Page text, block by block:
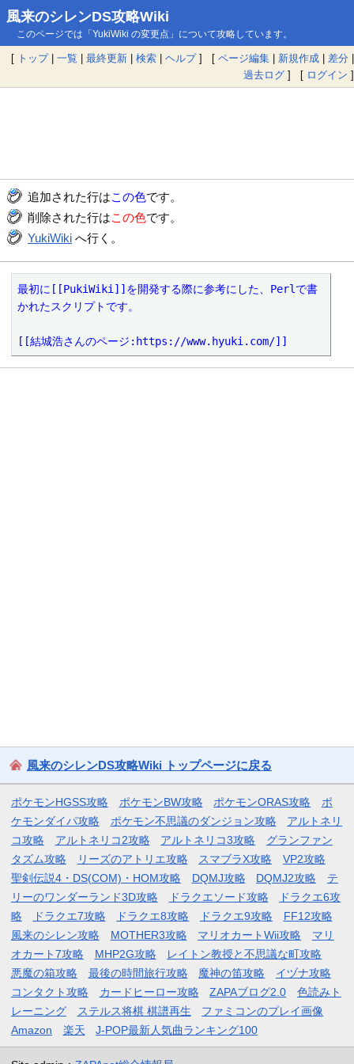
風来のシレンDS攻略Wiki
このページでは「YukiWiki の変更点」について攻略しています。
[ トップ| 一覧 | 最終更新 | 検索 | ヘルプ] [ ページ編集 | 新規作成 | 差分 |
過去ログ ] [ ログイン ]
追加された行はこの色です。
削除された行はこの色です。
YukiWiki へ行く。
最初に[[PukiWiki]]を開発する際に参考にした、Perlで書
かれたスクリプトです。
[[結城浩さんのページ:https://www.hyuki.com/]]
風来のシレンDS攻略Wiki トップページに戻る
ポケモンHGSS攻略 ポケモンBW攻略 ポケモンORAS攻略
ポ
ケモンダイパ攻略
ポケモン不思議のダンジョン攻略
アルトネリ
コ攻略
アルトネリコ2攻略 アルトネリコ3攻略
グランファン
タズム攻略
リーズのアトリエ攻略 スマブラX攻略
VP2攻略
聖剣伝説4・DS(COM)・HOM攻略
DQMJ攻略 DQMJ2攻略
テ
リーのワンダーランド3D攻略
ドラクエソード攻略
ドラクエ6攻
略
ドラクエ7攻略 ドラクエ8攻略 ドラクエ9攻略
FF12攻略
風来のシレン攻略
MOTHER3攻略 マリオカートWii攻略
マリ
オカート7攻略
MHP2G攻略
レイトン教授と不思議な町攻略
悪魔の箱攻略
最後の時間旅行攻略 魔神の笛攻略
イヅナ攻略
コンタクト攻略
カードヒーロー攻略 ZAPAブログ2.0
色読みト
レーニング
ステルス将棋 棋譜再生
ファミコンのプレイ画像
Amazon
楽天 J-POP最新人気曲ランキング100